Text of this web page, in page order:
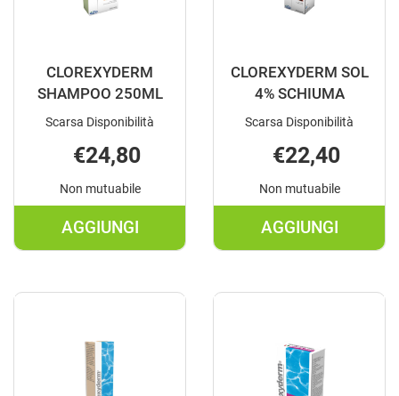
CLOREXYDERM
SHAMPOO 250ML
Scarsa Disponibilità
€24,80
Non mutuabile
AGGIUNGI
AGGIUNGI CLOREXYDERM
250ML AL
CLOREXYDERM SOL
4% SCHIUMA
Scarsa Disponibilità
€22,40
Non mutuabile
AGGIUNGI
AGGIUNGI
4%